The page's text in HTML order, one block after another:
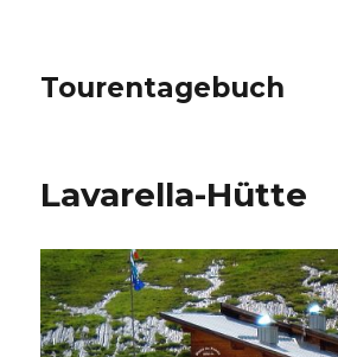
Tourentagebuch
Lavarella-Hütte